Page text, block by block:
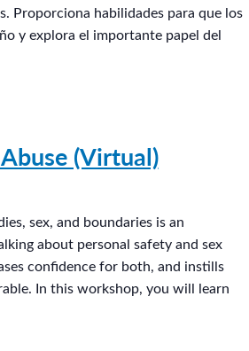
Proporciona habilidades para que los
y explora el importante papel del
(Virtual)
sex, and boundaries is an
about personal safety and sex
confidence for both, and instills
In this workshop, you will learn